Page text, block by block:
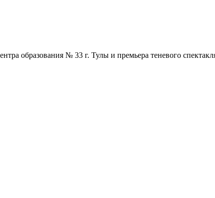
образования № 33 г. Тулы и премьера теневого